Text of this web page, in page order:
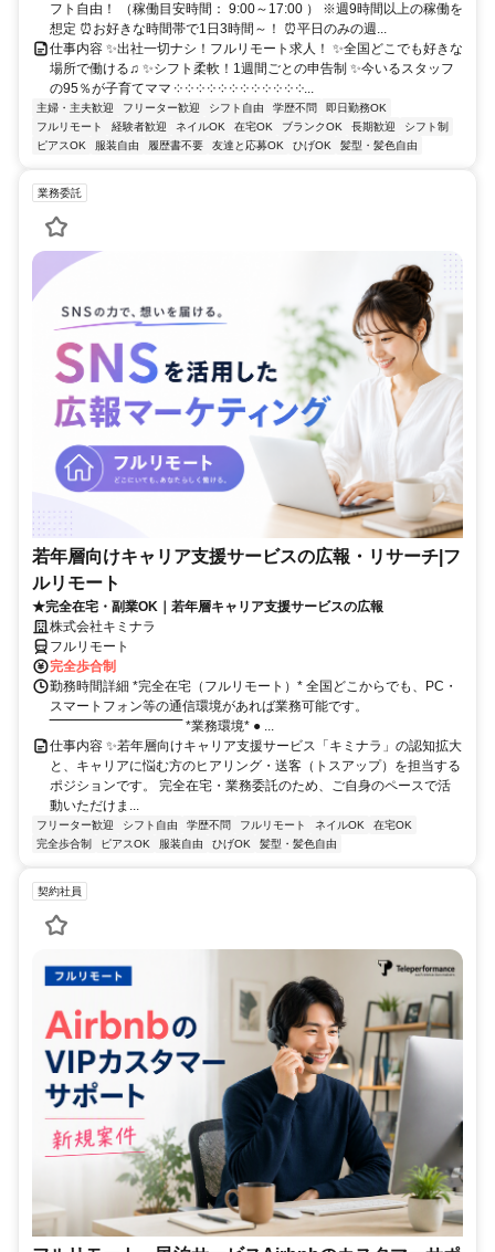
フト自由！ （稼働目安時間： 9:00～17:00 ） ※週9時間以上の稼働を
想定 ⏰お好きな時間帯で1日3時間～！ ⏰平日のみの週...
仕事内容 ✨出社一切ナシ！フルリモート求人！ ✨全国どこでも好きな
場所で働ける♫ ✨シフト柔軟！1週間ごとの申告制 ✨今いるスタッフ
の95％が子育てママ ༶ ༶ ༶ ༶ ༶ ༶ ༶ ༶ ༶ ༶ ༶ ༶...
主婦・主夫歓迎 フリーター歓迎 シフト自由 学歴不問
即日勤務OK
フルリモート
経験者歓迎 ネイルOK 在宅OK ブランクOK 長期歓迎
シフト制
ピアスOK
服装自由 履歴書不要 友達と応募OK ひげOK 髪型・髪色自由
業務委託
若年層向けキャリア支援サービスの広報・リサーチ|フ
ルリモート
★完全在宅・副業OK｜若年層キャリア支援サービスの広報
株式会社キミナラ
フルリモート
完全歩合制
勤務時間詳細 *完全在宅（フルリモート）* 全国どこからでも、PC・
スマートフォン等の通信環境があれば業務可能です。
‾‾‾‾‾‾‾‾‾‾‾‾‾‾‾‾‾‾‾‾‾‾‾‾‾‾‾‾‾‾ *業務環境* ● ...
仕事内容 ✨若年層向けキャリア支援サービス「キミナラ」の認知拡大
と、キャリアに悩む方のヒアリング・送客（トスアップ）を担当する
ポジションです。 完全在宅・業務委託のため、ご自身のペースで活
動いただけま...
フリーター歓迎 シフト自由 学歴不問 フルリモート ネイルOK
在宅OK
完全歩合制
ピアスOK 服装自由 ひげOK 髪型・髪色自由
契約社員